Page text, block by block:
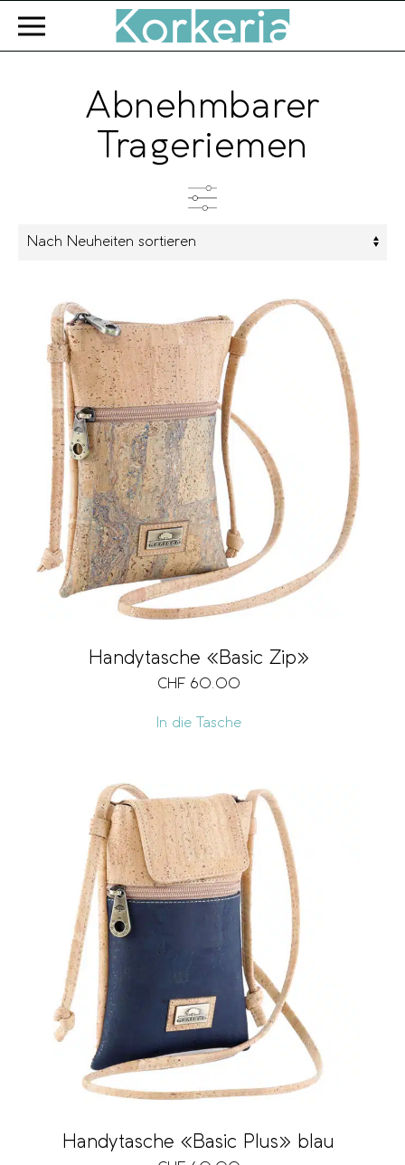
Zum Hauptinhalt springen
Abnehmbarer
Trageriemen
Kategorien
Produkttyp
Farbe
Marke
Verschlussart
Kartenfach
Notenfach
Münzfach
Fach für Mobiltelefon
Schlüsselring
Handytasche «Basic Zip»
CHF 60.00
In die Tasche
Handytasche «Basic Plus» blau